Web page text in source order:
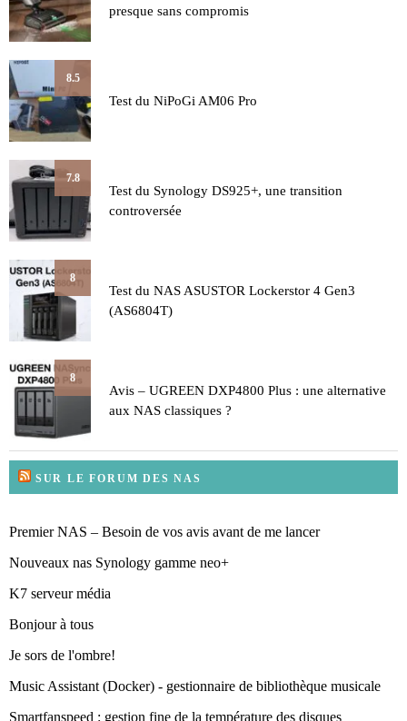
presque sans compromis
8.5
Test du NiPoGi AM06 Pro
7.8
Test du Synology DS925+, une transition
controversée
8
Test du NAS ASUSTOR Lockerstor 4 Gen3
(AS6804T)
8
Avis – UGREEN DXP4800 Plus : une alternative
aux NAS classiques ?
SUR LE FORUM DES NAS
Premier NAS – Besoin de vos avis avant de me lancer
Nouveaux nas Synology gamme neo+
K7 serveur média
Bonjour à tous
Je sors de l'ombre!
Music Assistant (Docker) - gestionnaire de bibliothèque musicale
Smartfanspeed : gestion fine de la température des disques